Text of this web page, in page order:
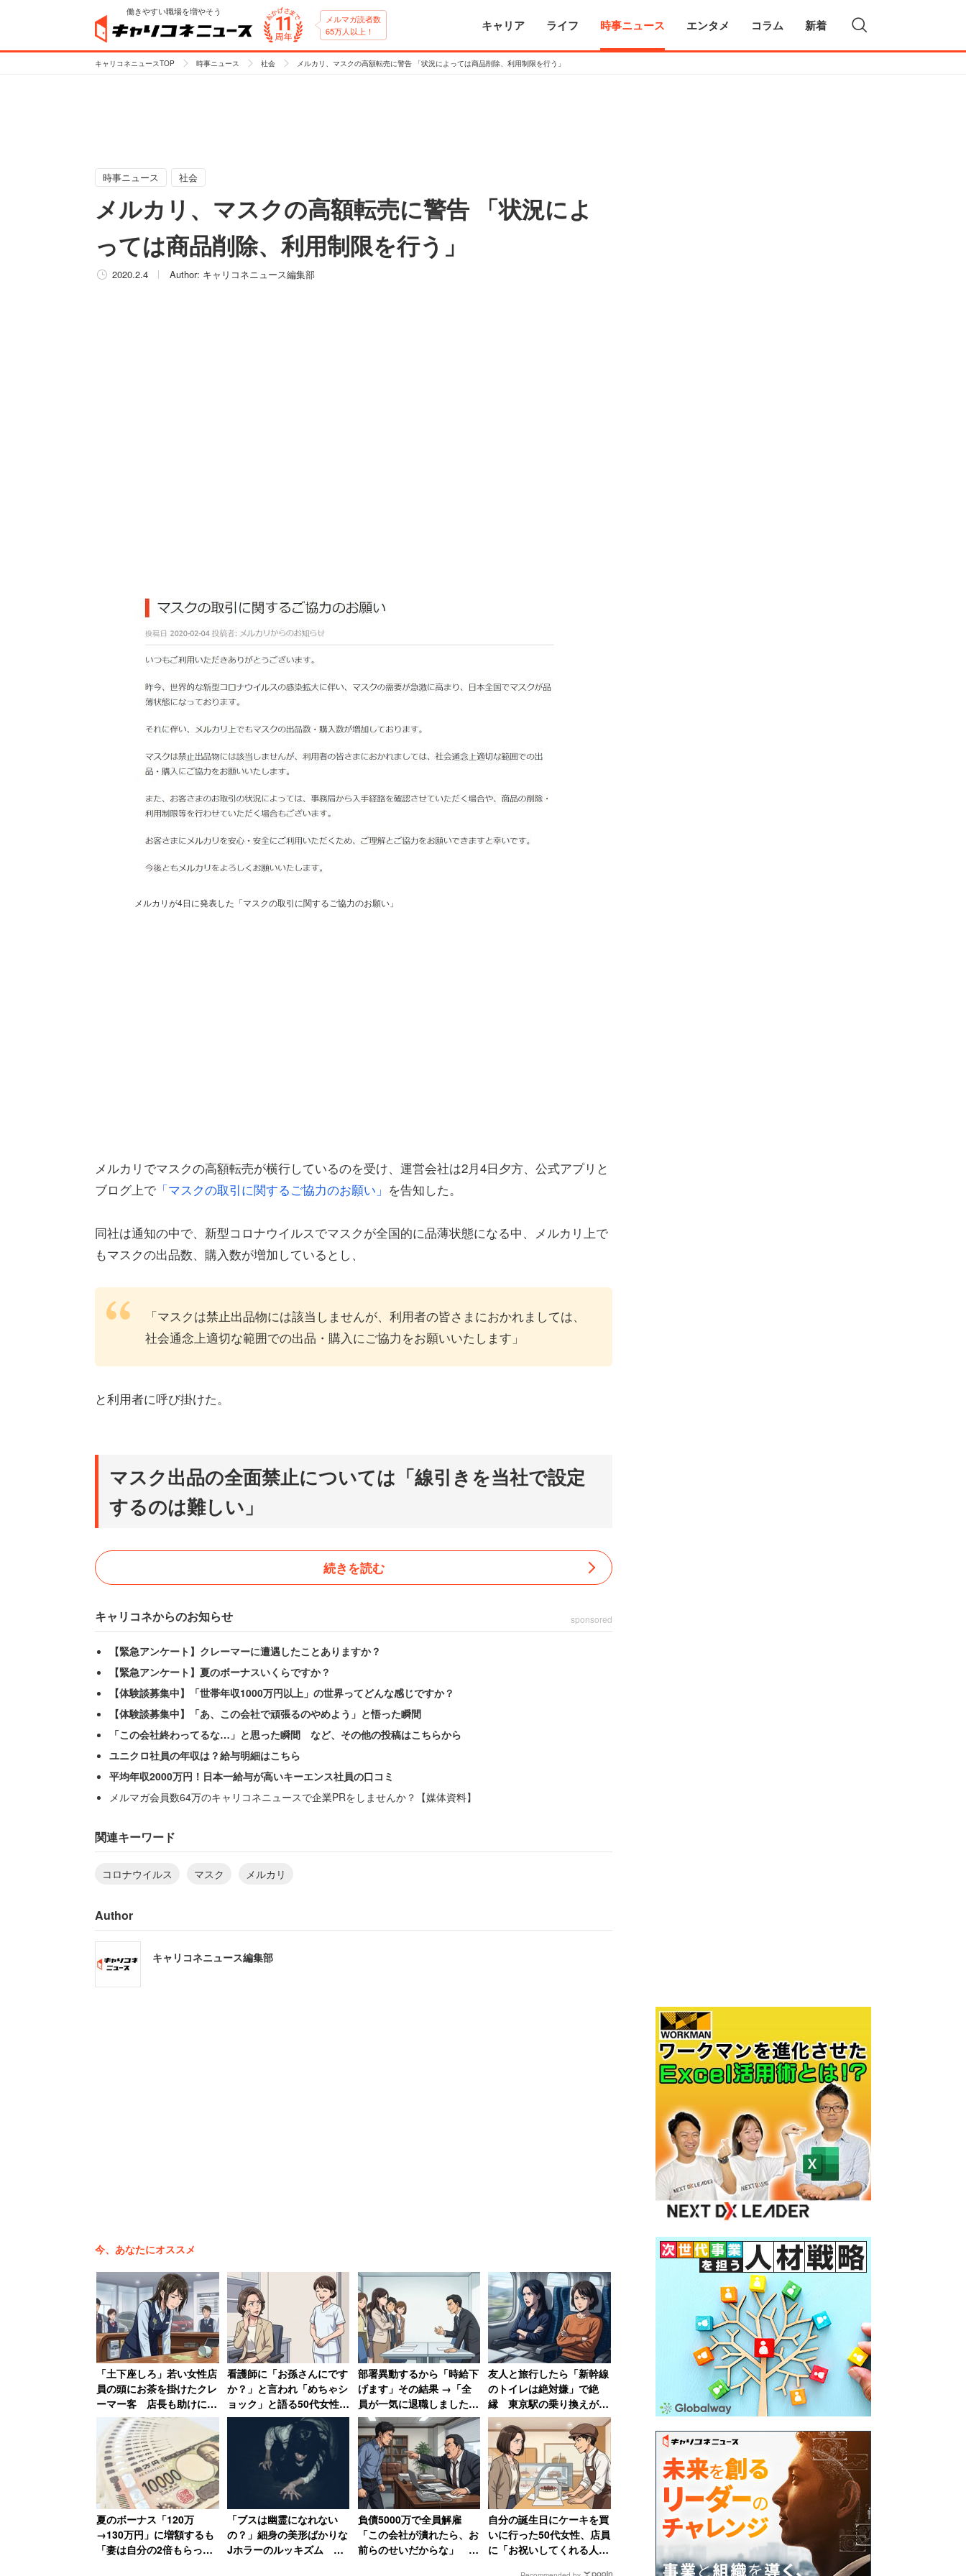
働きやすい職場を増やそう
メルマガ読者数
65万人以上！
キャリア ライフ 時事ニュース エンタメ コラム 新着
キャリコネニュースTOP 時事ニュース 社会 メルカリ、マスクの高額転売に警告 「状況によっては商品削除、利用制限を行う」
時事ニュース 社会
メルカリ、マスクの高額転売に警告 「状況によ
っては商品削除、利用制限を行う」
2020.2.4 Author: キャリコネニュース編集部
メルカリが4日に発表した「マスクの取引に関するご協力のお願い」
メルカリでマスクの高額転売が横行しているのを受け、運営会社は2月4日夕方、公式アプリと
ブログ上で 「マスクの取引に関するご協力のお願い」 を告知した。
同社は通知の中で、新型コロナウイルスでマスクが全国的に品薄状態になる中、メルカリ上で
もマスクの出品数、購入数が増加しているとし、
「マスクは禁止出品物には該当しませんが、利用者の皆さまにおかれましては、
社会通念上適切な範囲での出品・購入にご協力をお願いいたします」
と利用者に呼び掛けた。
マスク出品の全面禁止については「線引きを当社で設定
するのは難しい」
高額転売に対する具体的な対応策については以下のように告知している。
続きを読む
キャリコネからのお知らせ sponsored
【緊急アンケート】クレーマーに遭遇したことありますか？
【緊急アンケート】夏のボーナスいくらですか？
【体験談募集中】「世帯年収1000万円以上」の世界ってどんな感じですか？
【体験談募集中】「あ、この会社で頑張るのやめよう」と悟った瞬間
「この会社終わってるな…」と思った瞬間 など、その他の投稿はこちらから
ユニクロ社員の年収は？給与明細はこちら
平均年収2000万円！日本一給与が高いキーエンス社員の口コミ
メルマガ会員数64万のキャリコネニュースで企業PRをしませんか？【媒体資料】
関連キーワード
コロナウイルス マスク メルカリ
Author
キャリコネニュース編集部
今、あなたにオススメ
「土下座しろ」若い女性店
員の頭にお茶を掛けたクレ
ーマー客 店長も助けに入
らず女性は「もうこんな会
社辞めてやる」
看護師に「お孫さんにです
か？」と言われ「めちゃシ
ョック」と語る50代女性
バツイチ独身・子なしなの
に「私おばあちゃんに見え
たの？」
部署異動するから「時給下
げます」その結果 →「全
員が一気に退職しました」
会社がパニックに陥った話
友人と旅行したら「新幹線
のトイレは絶対嫌」で絶
縁 東京駅の乗り換えが原
因で20年の関係に終止符を
打った女性
夏のボーナス「120万
→130万円」に増額するも
「妻は自分の2倍もらって
「ブスは幽霊になれない
の？」細身の美形ばかりな
Jホラーのルッキズム 一
負債5000万で全員解雇
「この会社が潰れたら、お
前らのせいだからな」 社
自分の誕生日にケーキを買
いに行った50代女性、店員
に「お祝いしてくれる人い